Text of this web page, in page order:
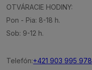
OTVÁRACIE HODINY:
Pon - Pia: 8-18 h.
Sob: 9-12 h.
Telefón:+421 903 995 978